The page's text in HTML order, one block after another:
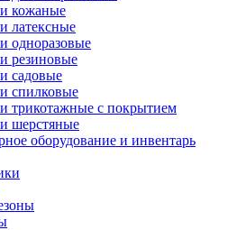
кожаные
латексные
одноразовые
резиновые
садовые
спилковые
трикотажные с покрытием
шерстяные
оборудование и инвентарь